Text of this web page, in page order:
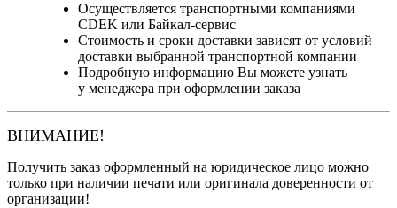
Осуществляется транспортными компаниями
CDEK или Байкал-сервис
Стоимость и сроки доставки зависят от условий
доставки выбранной транспортной компании
Подробную информацию Вы можете узнать
у менеджера при оформлении заказа
ВНИМАНИЕ!
Получить заказ оформленный на юридическое лицо можно
только при наличии печати или оригинала доверенности от
организации!